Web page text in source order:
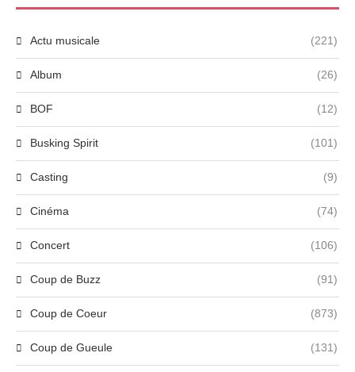
Actu musicale (221)
Album (26)
BOF (12)
Busking Spirit (101)
Casting (9)
Cinéma (74)
Concert (106)
Coup de Buzz (91)
Coup de Coeur (873)
Coup de Gueule (131)